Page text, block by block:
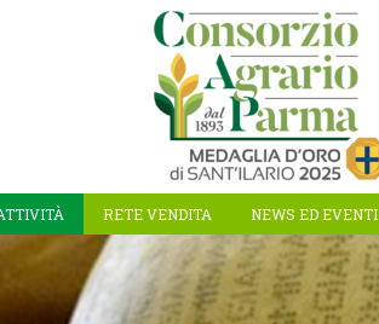
RETE VENDITA NEWS ED EVENTI